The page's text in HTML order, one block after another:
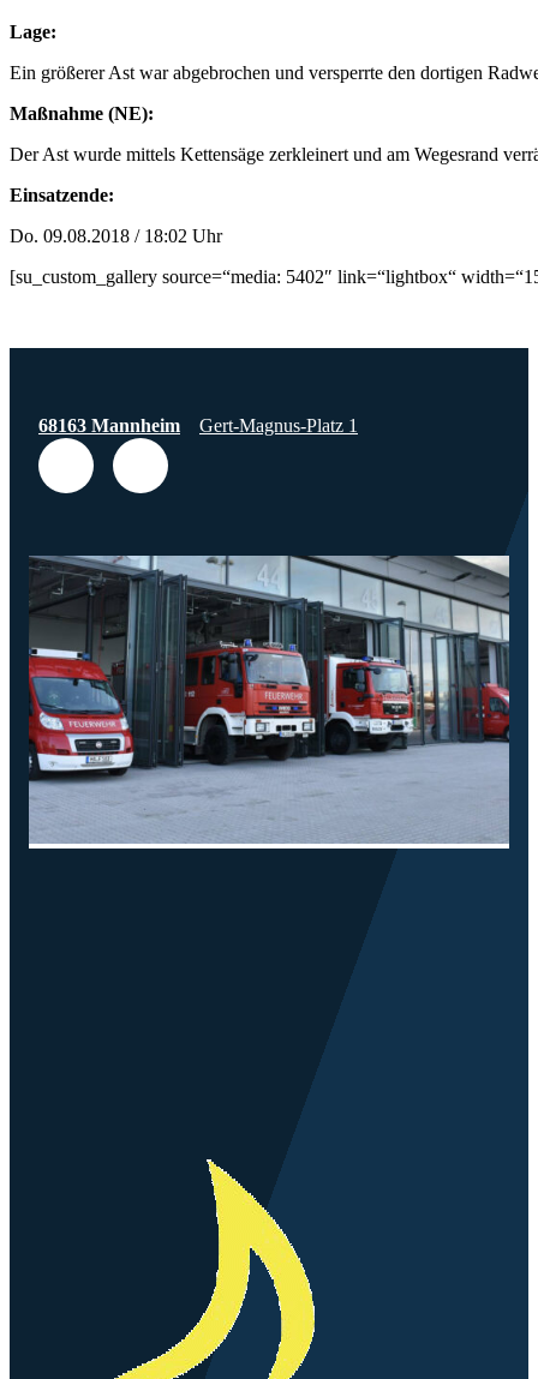
Lage:
Ein größerer Ast war abgebrochen und versperrte den dortigen
Maßnahme (NE):
Der Ast wurde mittels Kettensäge zerkleinert und am Wegesrand
Einsatzende:
Do. 09.08.2018 / 18:02 Uhr
[su_custom_gallery source=“media: 5402″ link=“lightbox“
68163 Mannheim Gert-Magnus-Platz 1